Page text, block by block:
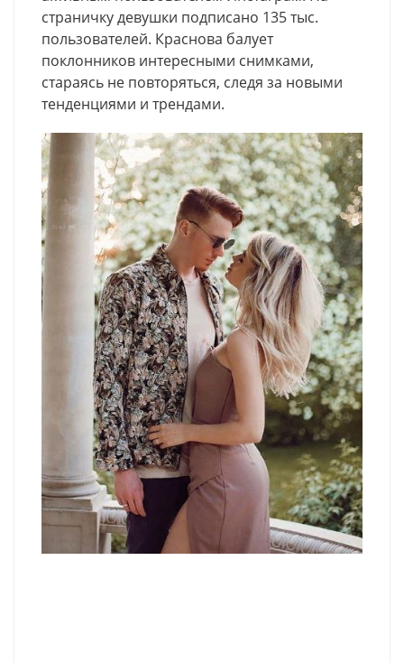
страничку девушки подписано 135 тыс.
пользователей. Краснова балует
поклонников интересными снимками,
стараясь не повторяться, следя за новыми
тенденциями и трендами.